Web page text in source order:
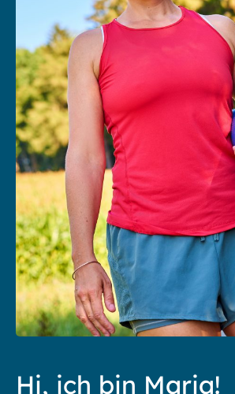
Hi, ich bin Maria!